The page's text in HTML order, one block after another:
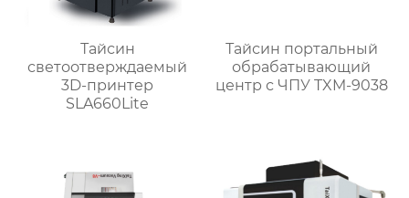
Тайсин
светоотверждаемый
3D-принтер
SLA660Lite
Тайсин портальный
обрабатывающий
центр с ЧПУ TXM-9038